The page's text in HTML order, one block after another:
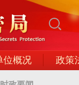
位概况 政策